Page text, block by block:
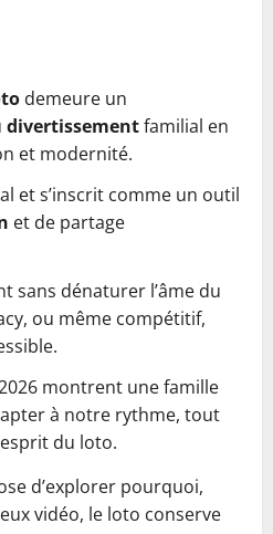
demeure un
divertissementfamilial en
et modernité.
et s’inscrit comme un outil
et de partage
sans dénaturer l’âme du
ou même compétitif,
montrent une famille
à notre rythme, tout
du loto.
d’explorer pourquoi,
vidéo, le loto conserve